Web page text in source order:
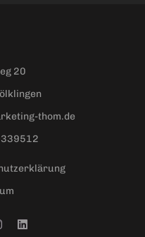
20
thom.de